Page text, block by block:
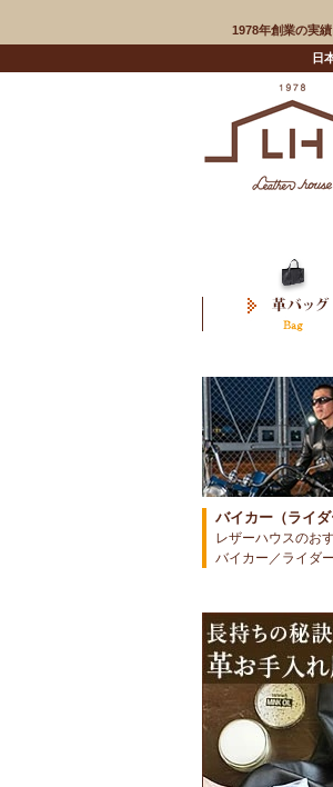
1978年創業の実
日
バイカー（ライ
レザーハウスのお
バイカー／ライダ